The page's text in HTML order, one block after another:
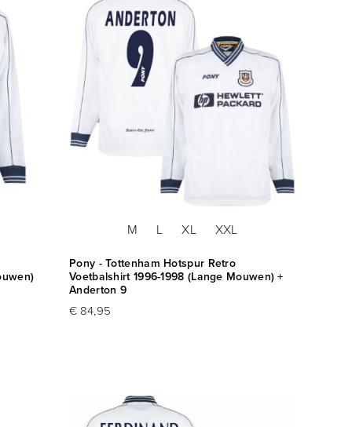
M L XL XXL
Pony - Tottenham Hotspur Retro
Voetbalshirt 1996-1998 (Lange Mouwen) +
Anderton 9
€ 84,95